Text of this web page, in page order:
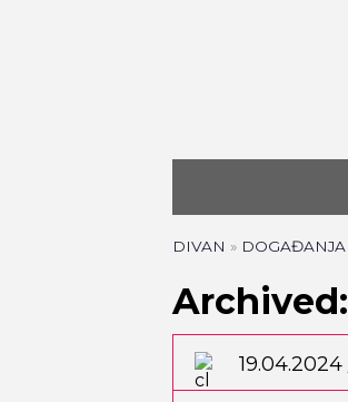
DIVAN » DOGAĐANJA